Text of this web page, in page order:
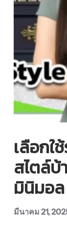
เลือกใ
สไตล์บ้
มินิมอ
มีนาคม 21,